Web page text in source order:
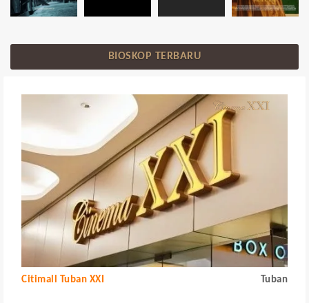
BIOSKOP TERBARU
Citimall Tuban XXI Tuban